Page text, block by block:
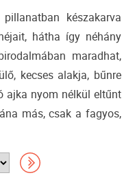
készakarva
hátha így néhány
maradhat,
kecses alakja, bűnre
ajka nyom nélkül eltűnt
más, csak a fagyos,